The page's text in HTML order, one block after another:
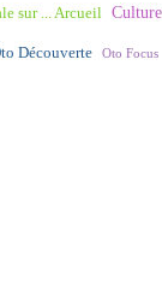
sur ... Arcueil
Découverte Oto Focus